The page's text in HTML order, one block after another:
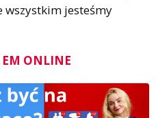
jesteśmy
ONLINE